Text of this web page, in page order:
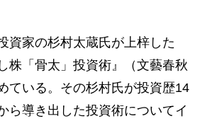
資家の杉村太蔵氏が上梓した
株「骨太」投資術』（文藝春秋
ている。その杉村氏が投資歴14
ら導き出した投資術についてイ